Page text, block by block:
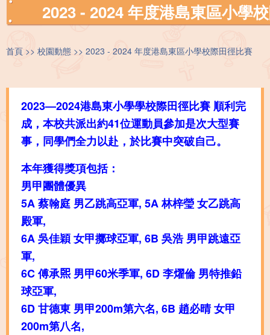
2023 - 2024 年度港島東區小學
首頁 校園動態 2023 - 2024 年度港島東區小學校際田徑比賽
2023—2024港島東小學學校際田徑比賽 順利完
成，本校共派出約41位運動員參加是次大型賽
事，同學們全力以赴，於比賽中突破自己。
本年獲得獎項包括：
男甲團體優異
5A 蔡翰庭 男乙跳高亞軍, 5A 林梓瑩 女乙跳高
殿軍,
6A 吳佳穎 女甲擲球亞軍, 6B 吳浩 男甲跳遠亞
軍,
6C 傅承𤋮 男甲60米季軍, 6D 李燿倫 男特推鉛
球亞軍,
6D 甘德東 男甲200m第六名, 6B 趙必晴 女甲
200m第八名,